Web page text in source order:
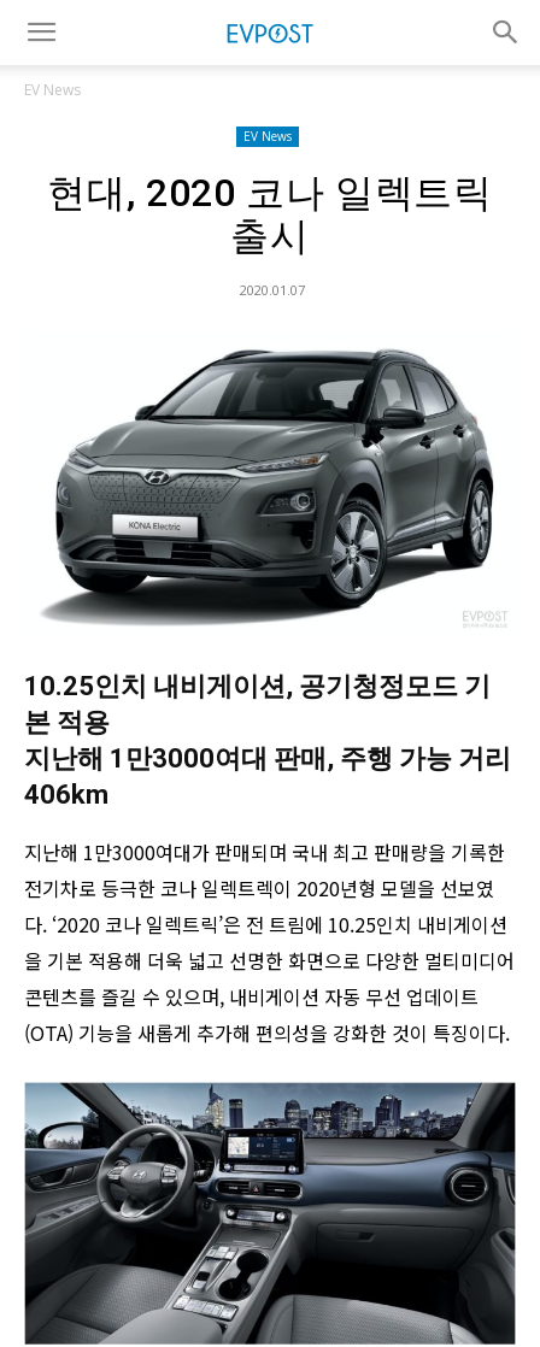
EV News
EV News
현대, 2020 코나 일렉트릭
출시
2020.01.07
10.25인치 내비게이션, 공기청정모드 기
본 적용
지난해 1만3000여대 판매, 주행 가능 거리
406km
지난해 1만3000여대가 판매되며 국내 최고 판매량을 기록한
전기차로 등극한 코나 일렉트렉이 2020년형 모델을 선보였
다. ‘2020 코나 일렉트릭’은 전 트림에 10.25인치 내비게이션
을 기본 적용해 더욱 넓고 선명한 화면으로 다양한 멀티미디어
콘텐츠를 즐길 수 있으며, 내비게이션 자동 무선 업데이트
(OTA) 기능을 새롭게 추가해 편의성을 강화한 것이 특징이다.